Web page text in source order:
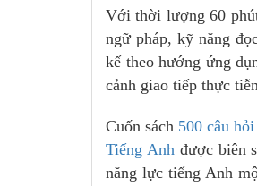
Với thời lượng 60
ngữ pháp, kỹ năng
kế theo hướng ứng
cảnh giao tiếp thực
Cuốn sách 500 câu
Tiếng Anhđược biên
năng lực tiếng Anh